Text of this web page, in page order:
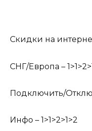
Скидки на
СНГ/Европа –
Подключить/
Инфо – 1>1>2>1>2